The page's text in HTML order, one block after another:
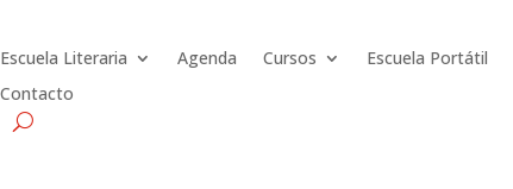
Escuela Literaria Agenda Cursos Escuela Portátil
Contacto